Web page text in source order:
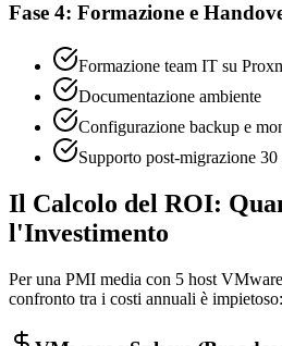
Fase 4: Formazione e
Formazione team IT su
Documentazione ambiente
Configurazione backup e
Supporto post-migrazione
Il Calcolo del ROI:
l'Investimento
Per una PMI media con 5 host
confronto tra i costi annuali è impietoso: